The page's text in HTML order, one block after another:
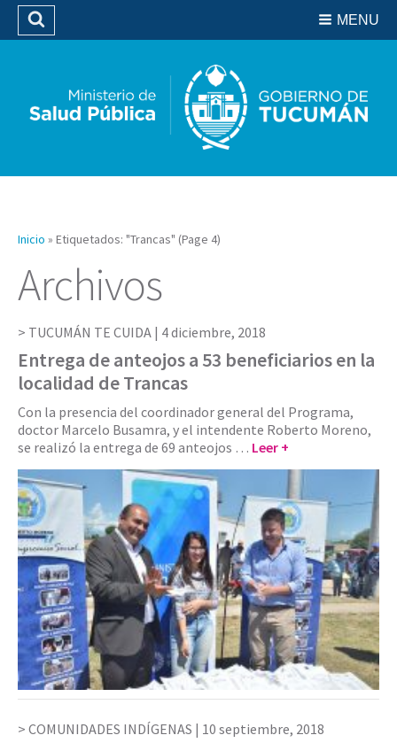
Biblioteca
MENU
Buscar
Inicio » Etiquetados: "Trancas" (Page 4)
Archivos
TUCUMÁN TE CUIDA | 4 diciembre, 2018
Entrega de anteojos a 53 beneficiarios en la
localidad de Trancas
Con la presencia del coordinador general del Programa,
doctor Marcelo Busamra, y el intendente Roberto Moreno,
se realizó la entrega de 69 anteojos … Leer +
COMUNIDADES INDÍGENAS | 10 septiembre, 2018